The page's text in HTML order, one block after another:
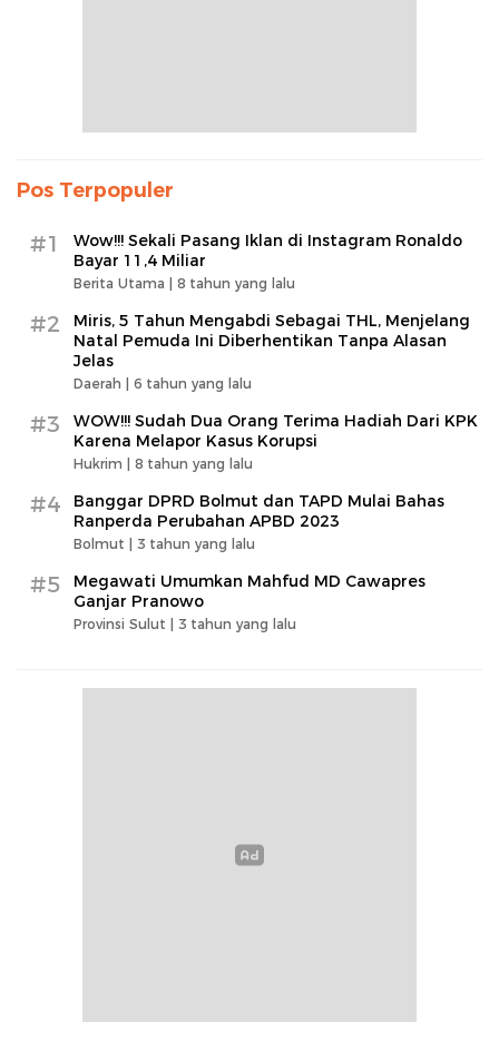
Pos Terpopuler
#1
Wow!!! Sekali Pasang Iklan di Instagram Ronaldo
Bayar 11,4 Miliar
Berita Utama | 8 tahun yang lalu
#2
Miris, 5 Tahun Mengabdi Sebagai THL, Menjelang
Natal Pemuda Ini Diberhentikan Tanpa Alasan
Jelas
Daerah | 6 tahun yang lalu
#3
WOW!!! Sudah Dua Orang Terima Hadiah Dari KPK
Karena Melapor Kasus Korupsi
Hukrim | 8 tahun yang lalu
#4
Banggar DPRD Bolmut dan TAPD Mulai Bahas
Ranperda Perubahan APBD 2023
Bolmut | 3 tahun yang lalu
#5
Megawati Umumkan Mahfud MD Cawapres
Ganjar Pranowo
Provinsi Sulut | 3 tahun yang lalu